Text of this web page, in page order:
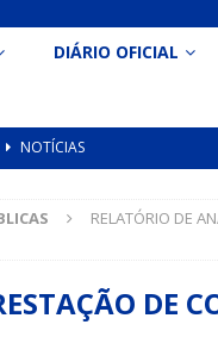
DIÁRIO OFICIAL
NOTÍCIAS
de ginásio de esportes em
asfáltica em Mapele
RELATÓRIO DE
DE